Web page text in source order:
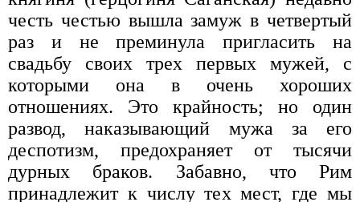
честь честью вышла замуж в четвертый
раз и не преминула пригласить на
свадьбу своих трех первых мужей, с
которыми она в очень хороших
отношениях. Это крайность; но один
развод, наказывающий мужа за его
деспотизм, предохраняет от тысячи
дурных браков. Забавно, что Рим
принадлежит к числу тех мест, где мы